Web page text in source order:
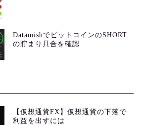
DatamishでビットコインのSHORT
の貯まり具合を確認
【仮想通貨FX】仮想通貨の下落で
利益を出すには